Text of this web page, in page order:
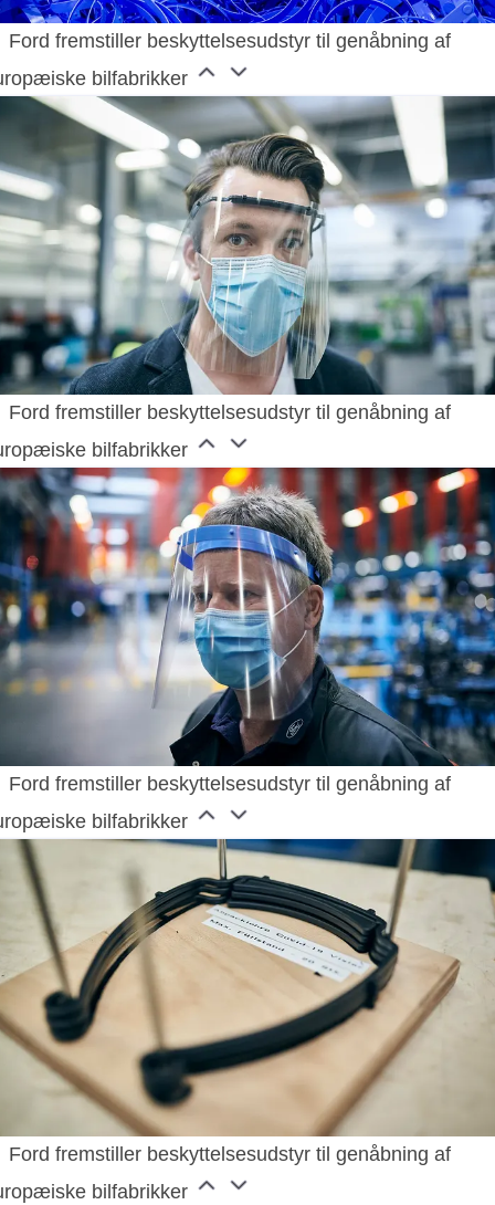
Ford fremstiller beskyttelsesudstyr til genåbning af
bilfabrikker
Ford fremstiller beskyttelsesudstyr til genåbning af
bilfabrikker
Ford fremstiller beskyttelsesudstyr til genåbning af
bilfabrikker
Ford fremstiller beskyttelsesudstyr til genåbning af
bilfabrikker